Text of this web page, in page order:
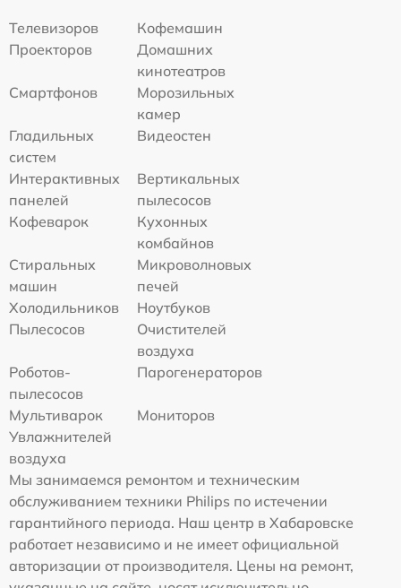
Телевизоров
Кофемашин
Проекторов
Домашних
кинотеатров
Смартфонов
Морозильных
камер
Гладильных
систем
Видеостен
Интерактивных
панелей
Вертикальных
пылесосов
Кофеварок
Кухонных
комбайнов
Стиральных
машин
Микроволновых
печей
Холодильников
Ноутбуков
Пылесосов
Очистителей
воздуха
Роботов-
пылесосов
Парогенераторов
Мультиварок
Мониторов
Увлажнителей
воздуха
Мы занимаемся ремонтом и техническим
обслуживанием техники Philips по истечении
гарантийного периода. Наш центр в Хабаровске
работает независимо и не имеет официальной
авторизации от производителя. Цены на ремонт,